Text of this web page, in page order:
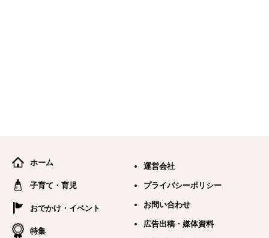
ホーム
子育て・育児
おでかけ・イベント
特集
運営会社
プライバシーポリシー
お問い合わせ
広告出稿・媒体資料